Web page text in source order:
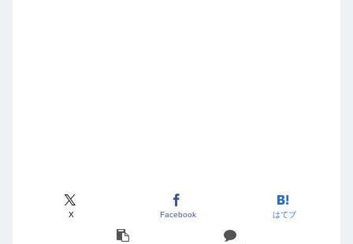
X Facebook はてブ